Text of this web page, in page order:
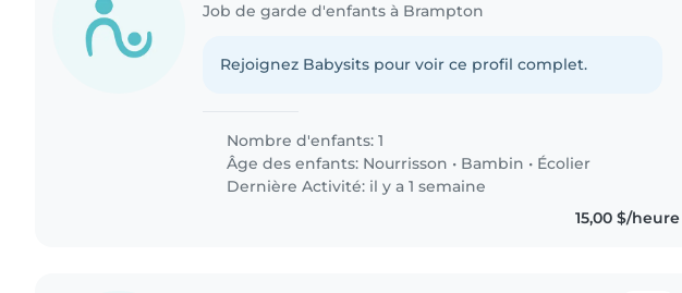
Job de garde d'enfants à Brampton
Rejoignez Babysits pour voir ce profil complet.
Nombre d'enfants: 1
Âge des enfants: Nourrisson • Bambin • Écolier
Dernière Activité: il y a 1 semaine
15,00 $/heure